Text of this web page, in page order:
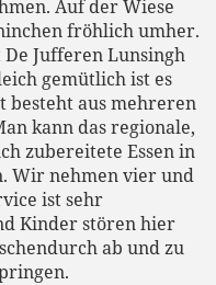
Auf der Wiese
fröhlich umher.
Jufferen Lunsingh
gemütlich ist es
besteht aus mehreren
kann das regionale,
zubereitete Essen in
Wir nehmen vier und
ist sehr
Kinder stören hier
ab und zu